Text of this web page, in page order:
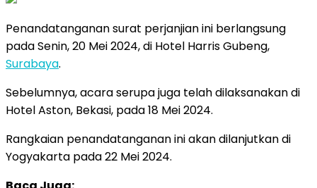
Penandatanganan surat perjanjian ini berlangsung
pada Senin, 20 Mei 2024, di Hotel Harris Gubeng,
Surabaya.
Sebelumnya, acara serupa juga telah dilaksanakan di
Hotel Aston, Bekasi, pada 18 Mei 2024.
Rangkaian penandatanganan ini akan dilanjutkan di
Yogyakarta pada 22 Mei 2024.